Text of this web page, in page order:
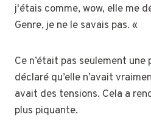
j'étais comme, wow, elle me
Genre, je ne le savais pas. «
Ce n’était pas seulement une
déclaré qu’elle n’avait
avait des tensions. Cela a
plus piquante.